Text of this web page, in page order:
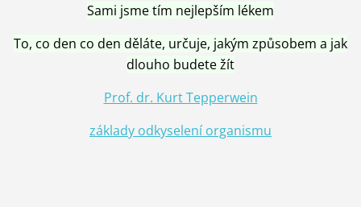
Sami jsme tím nejlepším lékem
To, co den co den děláte, určuje, jakým způsobem a jak
dlouho budete žít
Prof. dr. Kurt Tepperwein
základy odkyselení organismu